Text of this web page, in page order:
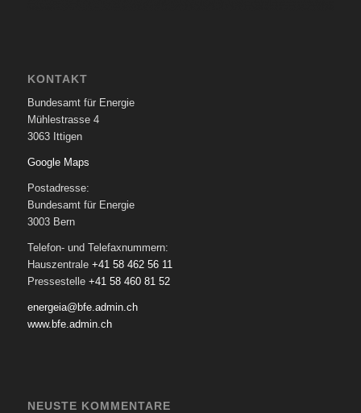
KONTAKT
Bundesamt für Energie
Mühlestrasse 4
3063 Ittigen
Google Maps
Postadresse:
Bundesamt für Energie
3003 Bern
Telefon- und Telefaxnummern:
Hauszentrale +41 58 462 56 11
Pressestelle +41 58 460 81 52
energeia@bfe.admin.ch
www.bfe.admin.ch
NEUSTE KOMMENTARE